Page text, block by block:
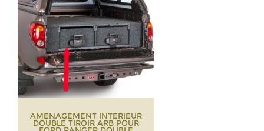
AMENAGEMENT INTERIEUR
DOUBLE TIROIR ARB POUR